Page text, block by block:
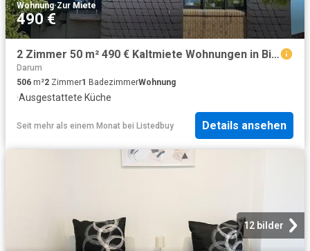
Wohnung·Zur Miete
490 €
2 Zimmer 50 m² 490 € Kaltmiete Wohnungen in Bissendorf
Darum
506 m²2 Zimmer1 BadezimmerWohnung
·Ausgestattete Küche
Seit mehr als einem Monat bei Listedbuy Details ansehen
12 bilder